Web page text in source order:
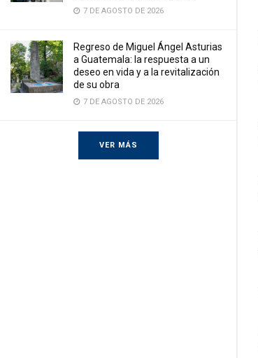
7 DE AGOSTO DE 2026
Regreso de Miguel Ángel Asturias
a Guatemala: la respuesta a un
deseo en vida y a la revitalización
de su obra
7 DE AGOSTO DE 2026
VER MÁS